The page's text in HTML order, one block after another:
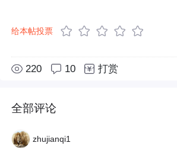
给本帖投票
220 10 打赏
全部评论
zhujianqi1